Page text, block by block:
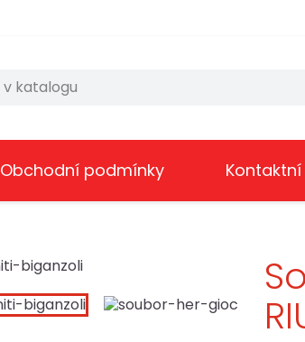
Obchodní podmínky